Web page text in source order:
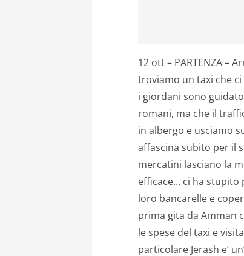
12 ott – PARTENZA –
troviamo un taxi che
i giordani sono
romani, ma che il
in albergo e usciamo
affascina subito per il
mercatini lasciano la
efficace… ci ha stupito
loro bancarelle e
prima gita da Amman
le spese del taxi e
particolare Jerash e’